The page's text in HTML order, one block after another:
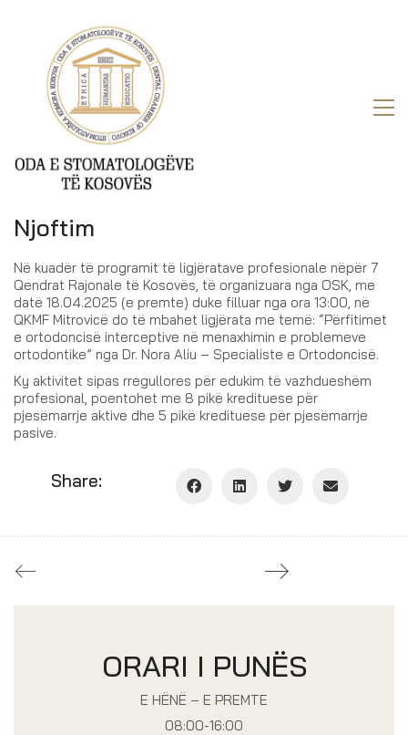
Njoftim
Në kuadër të programit të ligjëratave profesionale nëpër 7
Qendrat Rajonale të Kosovës, të organizuara nga OSK, me
datë 18.04.2025 (e premte) duke filluar nga ora 13:00, në
QKMF Mitrovicë do të mbahet ligjërata me temë: “Përfitimet
e ortodoncisë interceptive në menaxhimin e problemeve
ortodontike” nga Dr. Nora Aliu – Specialiste e Ortodoncisë.
Ky aktivitet sipas rregullores për edukim të vazhdueshëm
profesional, poentohet me 8 pikë kredituese për
pjesëmarrje aktive dhe 5 pikë kredituese për pjesëmarrje
pasive.
Share:
ORARI I PUNËS
E HËNË – E PREMTE
08:00-16:00